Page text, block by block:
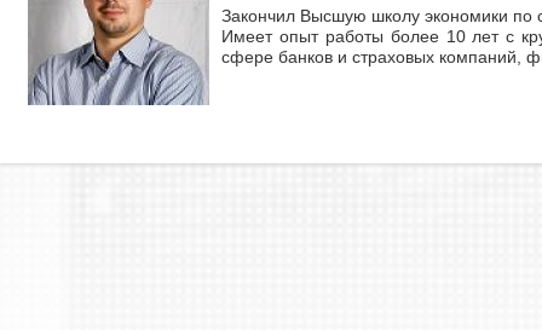
Закончил Высшую школу экономики по
Имеет опыт работы более 10 лет с
сфере банков и страховых компаний,